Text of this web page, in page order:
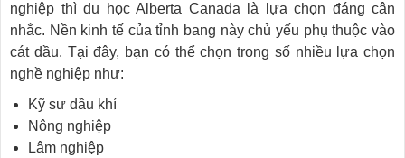
nghiệp thì du học Alberta Canada là lựa chọn đáng cân
nhắc. Nền kinh tế của tỉnh bang này chủ yếu phụ thuộc vào
cát dầu. Tại đây, bạn có thể chọn trong số nhiều lựa chọn
nghề nghiệp như:
Kỹ sư dầu khí
Nông nghiệp
Lâm nghiệp